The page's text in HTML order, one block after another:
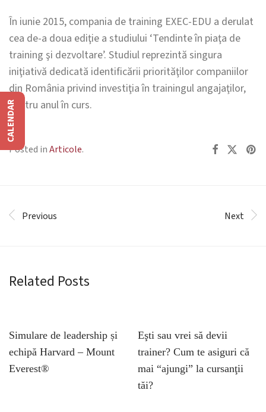
În iunie 2015, compania de training EXEC-EDU a derulat
cea de-a doua ediţie a studiului ‘Tendinte în piaţa de
training şi dezvoltare’. Studiul reprezintă singura
iniţiativă dedicată identificării priorităţilor companiilor
din România privind investiţia în trainingul angajaţilor,
pentru anul în curs.
Posted inArticole.
Previous Next
Related Posts
Simulare de leadership și
echipă Harvard – Mount
Everest®
Eşti sau vrei să devii
trainer? Cum te asiguri că
mai “ajungi” la cursanţii
tăi?
CALENDAR